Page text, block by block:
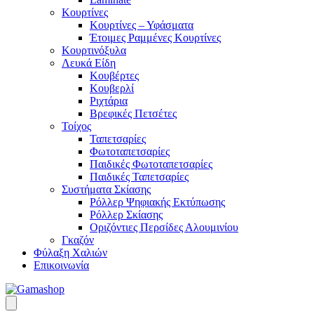
Κουρτίνες
Κουρτίνες – Υφάσματα
Έτοιμες Ραμμένες Κουρτίνες
Κουρτινόξυλα
Λευκά Είδη
Κουβέρτες
Κουβερλί
Ριχτάρια
Βρεφικές Πετσέτες
Τοίχος
Ταπετσαρίες
Φωτοταπετσαρίες
Παιδικές Φωτοταπετσαρίες
Παιδικές Ταπετσαρίες
Συστήματα Σκίασης
Ρόλλερ Ψηφιακής Εκτύπωσης
Ρόλλερ Σκίασης
Οριζόντιες Περσίδες Αλουμινίου
Γκαζόν
Φύλαξη Χαλιών
Επικοινωνία